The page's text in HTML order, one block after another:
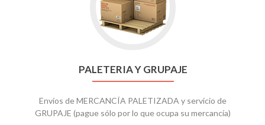
PALETERIA Y GRUPAJE
Envíos de MERCANCÍA PALETIZADA y servicio de
GRUPAJE (pague sólo por lo que ocupa su mercancía)